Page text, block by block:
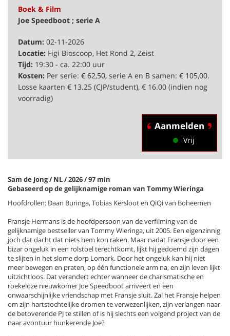
Boek & Film
Joe Speedboot ; serie A
Datum: 02-11-2026
Locatie: Figi Bioscoop, Het Rond 2, Zeist
Tijd: 19:30 - ca. 22:00 uur
Kosten: Per serie: € 62,50, serie A en B samen: € 105,00.
Losse kaarten € 13.25 (CJP/student), € 16.00 (indien nog
voorradig)
Aanmelden
Vrij
Sam de Jong / NL / 2026 / 97 min
Gebaseerd op de gelijknamige roman van Tommy Wieringa
Hoofdrollen: Daan Buringa, Tobias Kersloot en QiQi van Boheemen
Fransje Hermans is de hoofdpersoon van de verfilming van de
gelijknamige bestseller van Tommy Wieringa, uit 2005. Een eigenzinnig
joch dat dacht dat niets hem kon raken. Maar nadat Fransje door een
bizar ongeluk in een rolstoel terechtkomt, lijkt hij gedoemd zijn dagen
te slijten in het slome dorp Lomark. Door het ongeluk kan hij niet
meer bewegen en praten, op één functionele arm na, en zijn leven lijkt
uitzichtloos. Dat verandert echter wanneer de charismatische en
roekeloze nieuwkomer Joe Speedboot arriveert en een
onwaarschijnlijke vriendschap met Fransje sluit. Zal het Fransje helpen
om zijn hartstochtelijke dromen te verwezenlijken, zijn verlangen naar
de betoverende PJ te stillen of is hij slechts een volgend project van de
naar avontuur hunkerende Joe?